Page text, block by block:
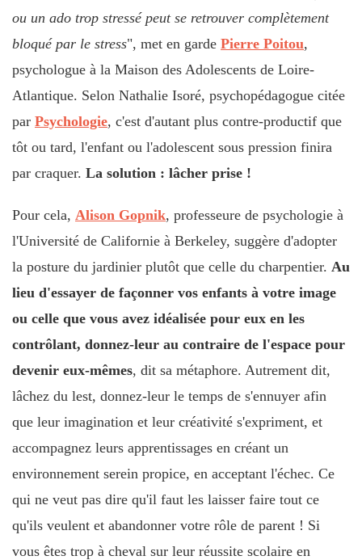
ou un ado trop stressé peut se retrouver complètement
bloqué par le stress", met en garde Pierre Poitou,
psychologue à la Maison des Adolescents de Loire-
Atlantique. Selon Nathalie Isoré, psychopédagogue citée
par Psychologie, c'est d'autant plus contre-productif que
tôt ou tard, l'enfant ou l'adolescent sous pression finira
par craquer. La solution : lâcher prise !
Pour cela, Alison Gopnik, professeure de psychologie à
l'Université de Californie à Berkeley, suggère d'adopter
la posture du jardinier plutôt que celle du charpentier. Au
lieu d'essayer de façonner vos enfants à votre image
ou celle que vous avez idéalisée pour eux en les
contrôlant, donnez-leur au contraire de l'espace pour
devenir eux-mêmes, dit sa métaphore. Autrement dit,
lâchez du lest, donnez-leur le temps de s'ennuyer afin
que leur imagination et leur créativité s'expriment, et
accompagnez leurs apprentissages en créant un
environnement serein propice, en acceptant l'échec. Ce
qui ne veut pas dire qu'il faut les laisser faire tout ce
qu'ils veulent et abandonner votre rôle de parent ! Si
vous êtes trop à cheval sur leur réussite scolaire en